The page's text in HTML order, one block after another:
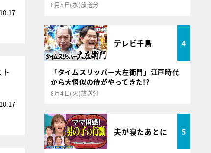
8月5日(水)放送分
テレビ千鳥 4
「タイムスリッパー大左衛門」江戸時代
から大悟似の侍がやってきた!?
8月4日(火)放送分
夫が寝たあとに 5